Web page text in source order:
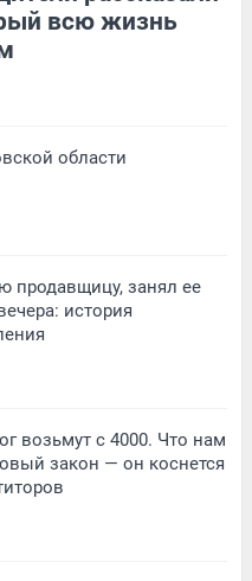
всю жизнь
области
продавщицу, занял ее
история
возьмут с 4000. Что нам
закон — он коснется